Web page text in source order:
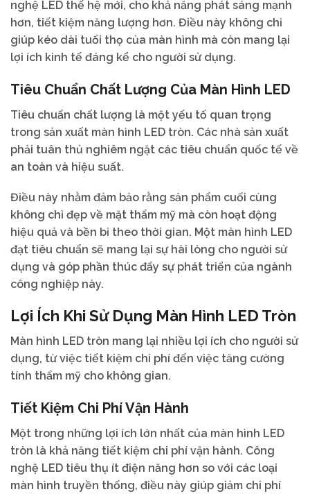
nghệ LED thế hệ mới, cho khả năng phát sáng mạnh
hơn, tiết kiệm năng lượng hơn. Điều này không chỉ
giúp kéo dài tuổi thọ của màn hình mà còn mang lại
lợi ích kinh tế đáng kể cho người sử dụng.
Tiêu Chuẩn Chất Lượng Của Màn Hình LED
Tiêu chuẩn chất lượng là một yếu tố quan trọng
trong sản xuất màn hình LED tròn. Các nhà sản xuất
phải tuân thủ nghiêm ngặt các tiêu chuẩn quốc tế về
an toàn và hiệu suất.
Điều này nhằm đảm bảo rằng sản phẩm cuối cùng
không chỉ đẹp về mặt thẩm mỹ mà còn hoạt động
hiệu quả và bền bỉ theo thời gian. Một màn hình LED
đạt tiêu chuẩn sẽ mang lại sự hài lòng cho người sử
dụng và góp phần thúc đẩy sự phát triển của ngành
công nghiệp này.
Lợi Ích Khi Sử Dụng Màn Hình LED Tròn
Màn hình LED tròn mang lại nhiều lợi ích cho người sử
dụng, từ việc tiết kiệm chi phí đến việc tăng cường
tính thẩm mỹ cho không gian.
Tiết Kiệm Chi Phí Vận Hành
Một trong những lợi ích lớn nhất của màn hình LED
tròn là khả năng tiết kiệm chi phí vận hành. Công
nghệ LED tiêu thụ ít điện năng hơn so với các loại
màn hình truyền thống, điều này giúp giảm chi phí